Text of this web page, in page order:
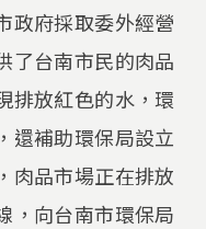
政府採取委外經營
了台南市民的肉品
排放紅色的水，環
還補助環保局設立
肉品市場正在排放
，向台南市環保局